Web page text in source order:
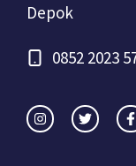
Depok
0852 2023